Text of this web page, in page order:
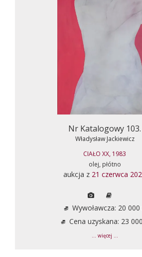
Nr Katalogowy 103.
Władysław Jackiewicz
CIAŁO XX, 1983
olej, płótno
aukcja z 21 czerwca
Wywoławcza: 20 000
Cena uzyskana: 23
... więcej ...